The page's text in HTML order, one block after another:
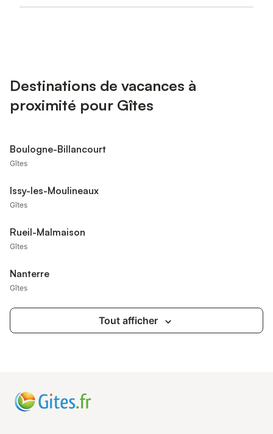
Destinations de vacances à
proximité pour Gîtes
Boulogne-Billancourt
Gîtes
Issy-les-Moulineaux
Gîtes
Rueil-Malmaison
Gîtes
Nanterre
Gîtes
Tout afficher